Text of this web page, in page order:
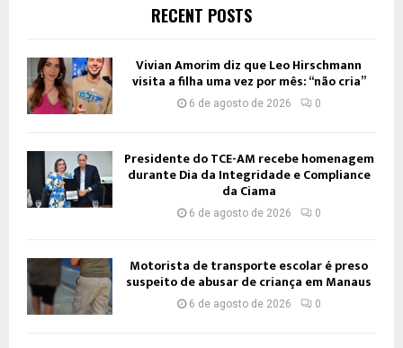
RECENT POSTS
Vivian Amorim diz que Leo Hirschmann
visita a filha uma vez por mês: “não cria”
6 de agosto de 2026 0
Presidente do TCE-AM recebe homenagem
durante Dia da Integridade e Compliance
da Ciama
6 de agosto de 2026 0
Motorista de transporte escolar é preso
suspeito de abusar de criança em Manaus
6 de agosto de 2026 0